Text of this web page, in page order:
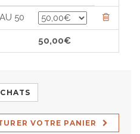
50
50,00€
VOTRE PANIER